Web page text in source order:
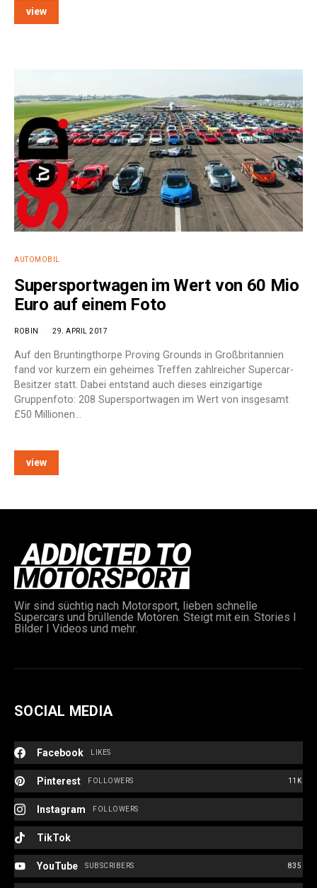
view
AUTOMOBIL
Supersportwagen im Wert von 60 Mio
Euro auf einem Foto
ROBIN 29. APRIL 2017
Auf den Bruntingthorpe Proving Grounds in Großbritannien
fand vor kurzem ein geheimes Treffen zahlreicher Supercar-
Besitzer statt. Dabei entstand auch dieses einzigartige
Gruppenfoto: 208 Supersportwagen im Wert von insgesamt
£50 Millionen…
view
Wir sind süchtig nach Motorsport, lieben schnelle
Supercars und brüllende Motoren. Steigt mit ein. Stories I
Bilder I Videos und mehr.
SOCIAL MEDIA
Facebook LIKES
Pinterest 11K
FOLLOWERS
Instagram FOLLOWERS
TikTok
YouTube 835
SUBSCRIBERS